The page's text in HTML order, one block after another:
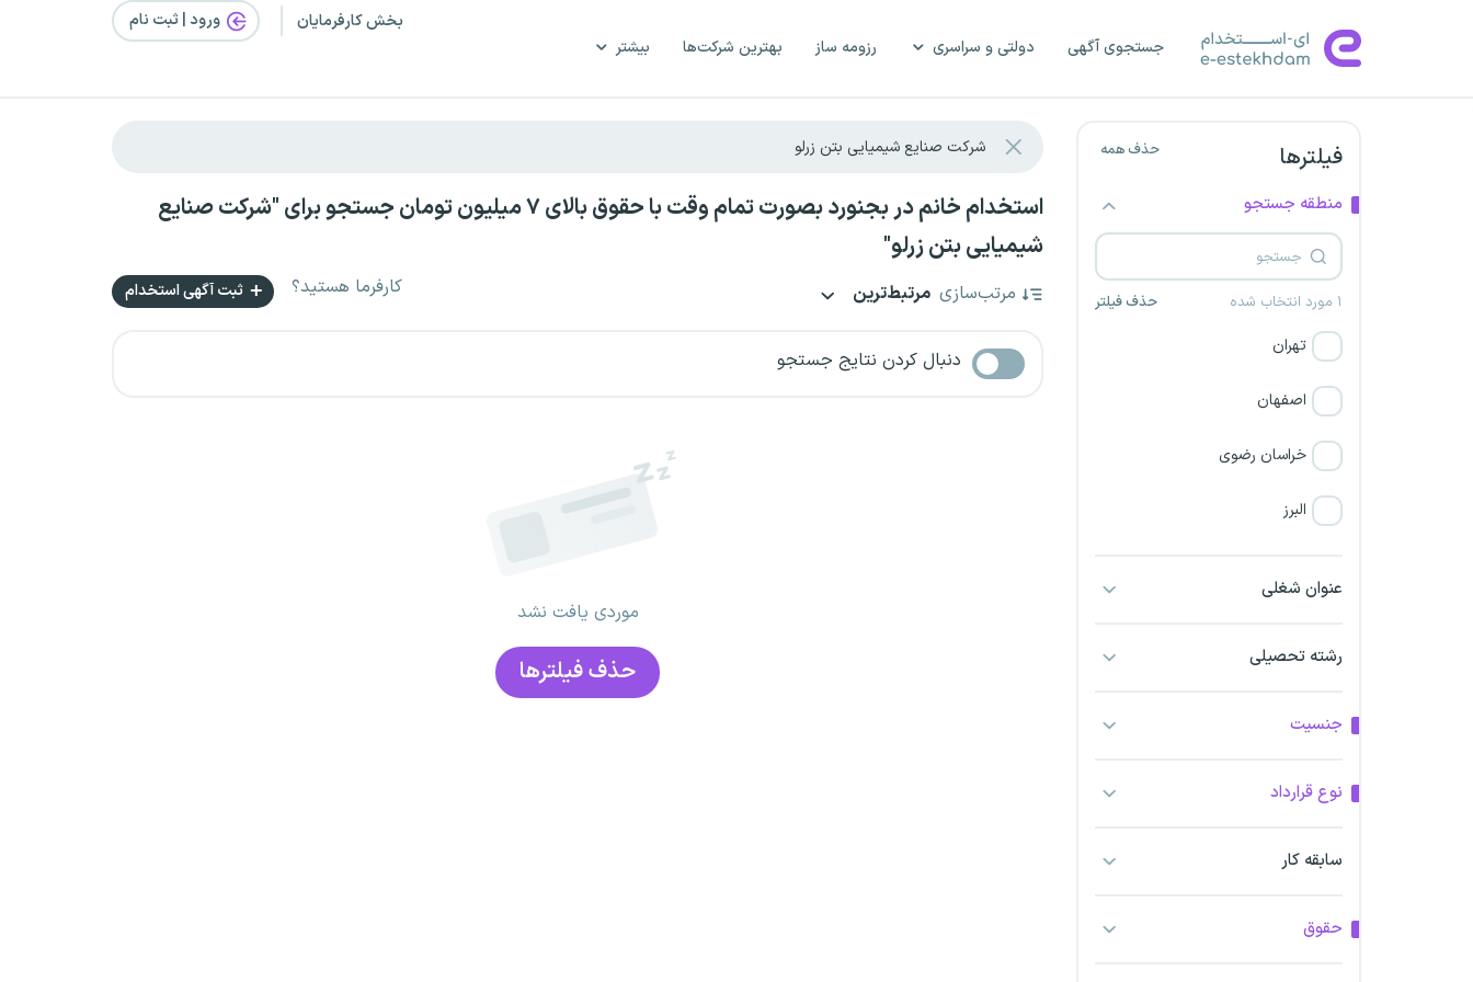
جستجوی آگهی دولتی و سراسری رزومه ساز بهترین شرکت‌ها بیشتر
بخش کارفرمایان ورود | ثبت‌ نام
فیلترها حذف همه
منطقه جستجو
۱ مورد انتخاب شده حذف فیلتر
تهران
اصفهان
خراسان رضوی
البرز
اراک
اردبیل
عنوان شغلی
رشته تحصیلی
جنسیت
نوع قرارداد
سابقه کار
حقوق
استخدام خانم در بجنورد بصورت تمام وقت با حقوق بالای ۷ میلیون تومان جستجو برای "شرکت صنایع
شیمیایی بتن زرلو"
مرتب‌سازی مرتبط‌ترین کارفرما هستید؟ ثبت آگهی استخدام
دنبال کردن نتایج جستجو
موردی یافت نشد
حذف فیلتر‌ها